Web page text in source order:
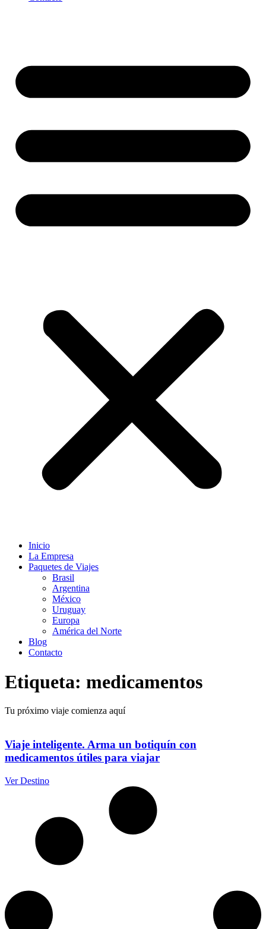
Inicio
La Empresa
Paquetes de Viajes
Brasil
Argentina
México
Uruguay
Europa
América del Norte
Blog
Contacto
Etiqueta: medicamentos
Tu próximo viaje comienza aquí
Viaje inteligente. Arma un botiquín con
medicamentos útiles para viajar
Ver Destino